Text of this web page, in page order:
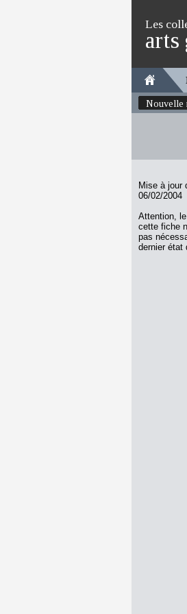
Les
arts
Nouvelle
Mise à jour
06/02/2004
Attention,
cette fiche
pas
dernier état